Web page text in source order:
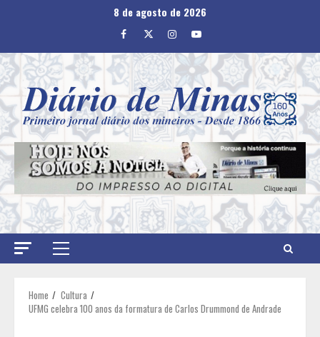
8 de agosto de 2026
Facebook
TwitterInstagram
Youtube
Primary
Home
Cultura
UFMG celebra 100 anos da formatura de Carlos Drummond de Andrade